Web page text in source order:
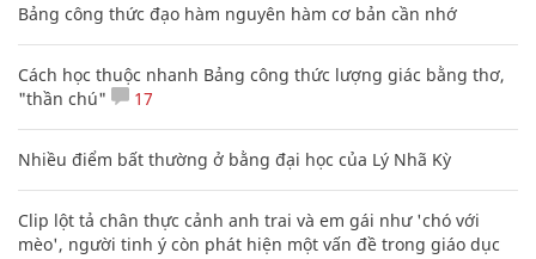
Bảng công thức đạo hàm nguyên hàm cơ bản cần nhớ
Cách học thuộc nhanh Bảng công thức lượng giác bằng thơ,
"thần chú"
17
Nhiều điểm bất thường ở bằng đại học của Lý Nhã Kỳ
Clip lột tả chân thực cảnh anh trai và em gái như 'chó với
mèo', người tinh ý còn phát hiện một vấn đề trong giáo dục